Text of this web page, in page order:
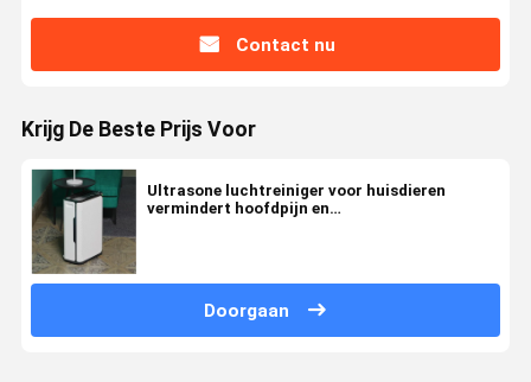
Contact nu
Krijg De Beste Prijs Voor
Ultrasone luchtreiniger voor huisdieren
vermindert hoofdpijn en
Doorgaan